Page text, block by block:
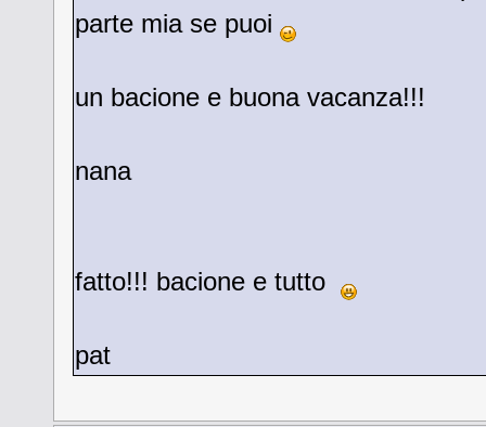
parte mia se puoi
un bacione e buona vacanza!!!
nana
fatto!!! bacione e tutto
pat